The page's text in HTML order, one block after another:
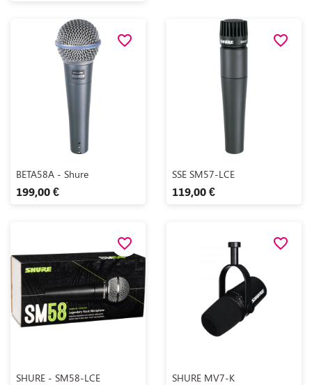
Aperçu rapide
BETA58A - Shure
199,00 €
favorite_border
Aperçu rapide
SSE SM57-LCE
119,00 €
favorite_border
 Aperçu rapide
SHURE - SM58-LCE
favorite_border
 Aperçu rapide
SHURE MV7-K
favorite_border